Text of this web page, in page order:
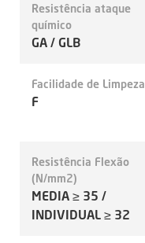
Resistência ataque
químico
GA / GLB
Facilidade de Limpeza
F
Resistência Flexão
(N/mm2)
MEDIA ≥ 35 /
INDIVIDUAL ≥ 32